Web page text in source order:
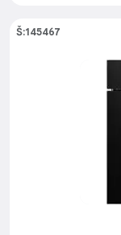
Š:145467